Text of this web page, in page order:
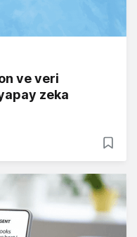
ve veri
zeka